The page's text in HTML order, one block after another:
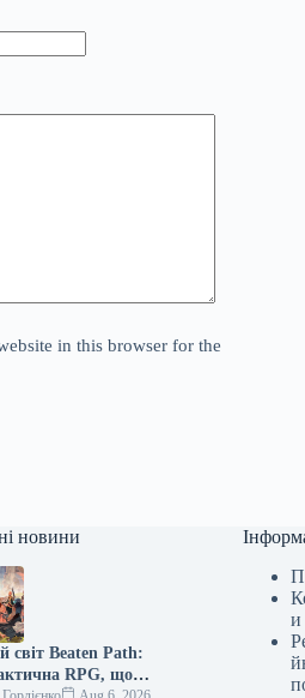
in this browser for the
новини
світ Beaten Path:
RPG, що
и